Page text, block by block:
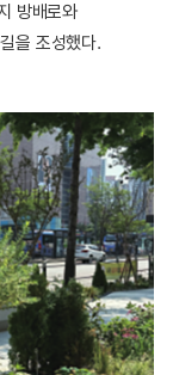
방배로와
을 조성했다.